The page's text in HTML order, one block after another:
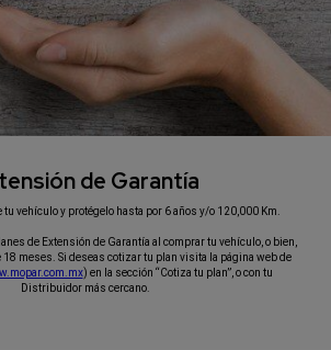
de Garantía
tu vehículo y protégelo hasta por 6 años y/o 120,000 Km.
de Extensión de Garantía al comprar tu vehículo, o bien,
18 meses. Si deseas cotizar tu plan visita la página web de
) en la sección “Cotiza tu plan”, o con tu
Distribuidor más cercano.